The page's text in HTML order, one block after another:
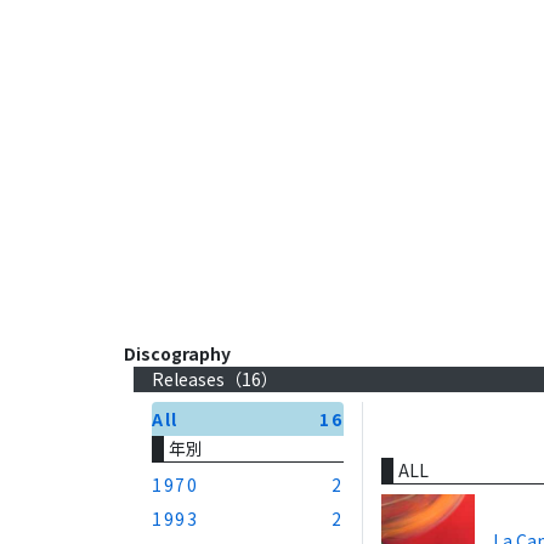
Discography
Releases（16）
All
16
年別
1970
2
1993
2
ALL